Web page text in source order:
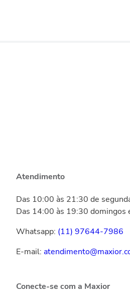
Atendimento
Das 10:00 às 21:30 de
Das 14:00 às 19:30 domingos
Whatsapp: (11) 97644-7986
E-mail:
Conecte-se com a Maxior